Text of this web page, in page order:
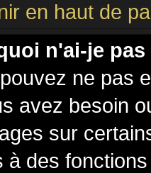
en haut de
n'ai-je
ne pas
avez besoin
sur
à des